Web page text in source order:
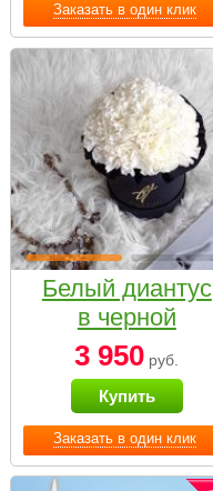
Заказать в один клик
Заказать в один клик
Белый диантус
в черной
коробке Small
3 950 руб.
Купить